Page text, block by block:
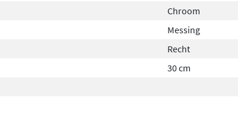
Chroom
Messing
Recht
30 cm